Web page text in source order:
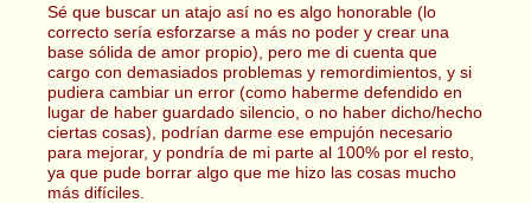
Sé que buscar un atajo así no es algo honorable (lo
correcto sería esforzarse a más no poder y crear una
base sólida de amor propio), pero me di cuenta que
cargo con demasiados problemas y remordimientos, y si
pudiera cambiar un error (como haberme defendido en
lugar de haber guardado silencio, o no haber dicho/hecho
ciertas cosas), podrían darme ese empujón necesario
para mejorar, y pondría de mi parte al 100% por el resto,
ya que pude borrar algo que me hizo las cosas mucho
más difíciles.